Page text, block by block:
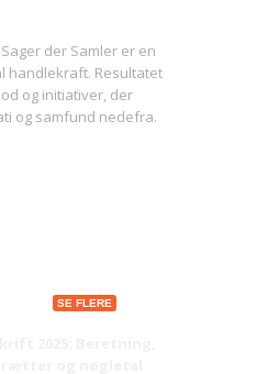
der Samler er en
handlekraft. Resultatet
og initiativer, der
og samfund nedefra.
SE FLERE